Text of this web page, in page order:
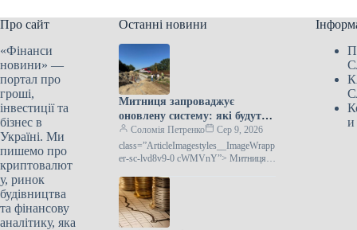
Про сайт
«Фінанси
новини» —
портал про
гроші,
інвестиції та
бізнес в
Україні. Ми
пишемо про
криптовалют
у, ринок
будівництва
та фінансову
аналітику, яка
Останні новини
Митниця запроваджує
оновлену систему: які будуть
наслідки
Соломія Петренко
Сер 9, 2026
class=”ArticleImagestyles__ImageWrapp
er-sc-lvd8v9-0 cWMVnY”> Митниця
змінитьсяДержавна митна служба
України готується до введення в
и